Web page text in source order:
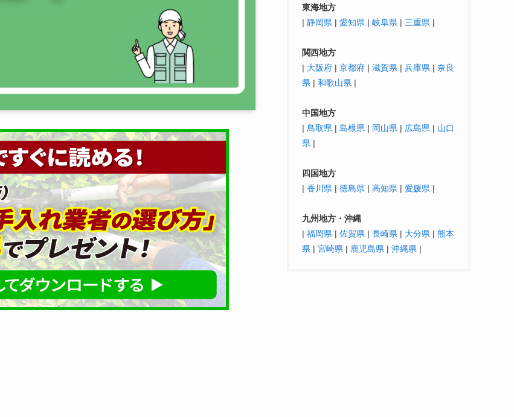
東海地方
| 静岡県 | 愛知県 | 岐阜県 | 三重県 |
関西地方
| 大阪府 | 京都府 | 滋賀県 | 兵庫県 | 奈良
県 | 和歌山県 |
中国地方
| 鳥取県 | 島根県 | 岡山県 | 広島県 | 山口
県 |
四国地方
| 香川県 | 徳島県 | 高知県 | 愛媛県 |
九州地方・沖縄
| 福岡県 | 佐賀県 | 長崎県 | 大分県 | 熊本
県 | 宮崎県 | 鹿児島県 | 沖縄県 |